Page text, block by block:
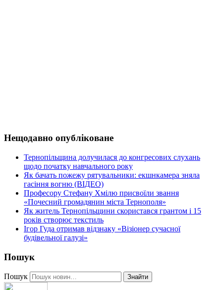
Нещодавно опубліковане
Тернопільщина долучилася до конгресових слухань
щодо початку навчального року
Як бачать пожежу рятувальники: екшнкамера зняла
гасіння вогню (ВІДЕО)
Професору Стефану Хмілю присвоїли звання
«Почесний громадянин міста Тернополя»
Як житель Тернопільщини скористався грантом і 15
років створює текстиль
Ігор Гуда отримав відзнаку «Візіонер сучасної
будівельної галузі»
Пошук
Пошук Знайти